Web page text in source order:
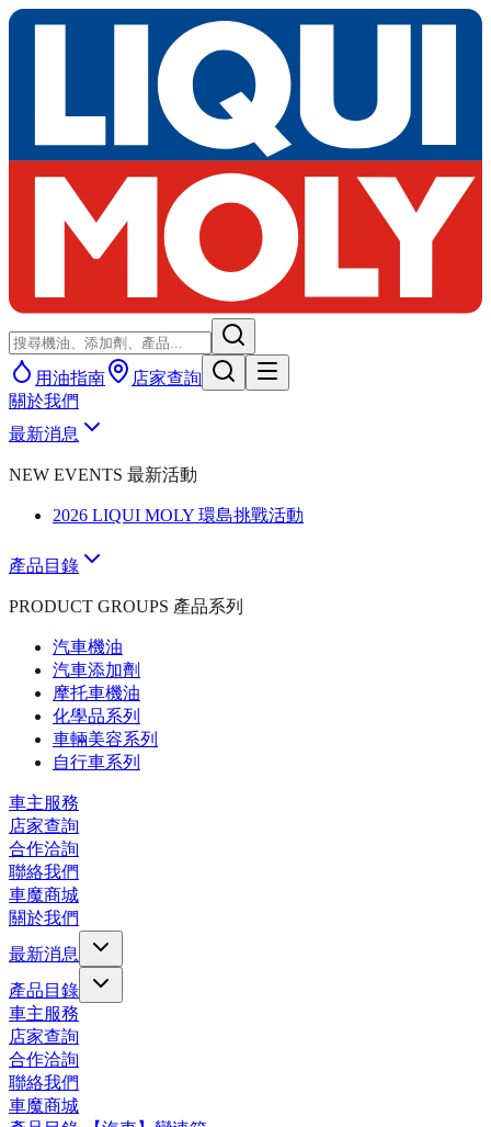
用油指南
店家查詢
關於我們
最新消息
NEW EVENTS 最新活動
2026 LIQUI MOLY 環島挑戰活動
產品目錄
PRODUCT GROUPS 產品系列
汽車機油
汽車添加劑
摩托車機油
化學品系列
車輛美容系列
自行車系列
車主服務
店家查詢
合作洽詢
聯絡我們
車魔商城
關於我們
最新消息
產品目錄
車主服務
店家查詢
合作洽詢
聯絡我們
車魔商城